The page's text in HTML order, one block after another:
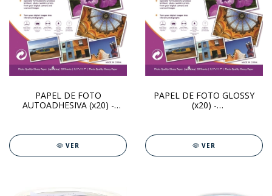
PAPEL DE FOTO
AUTOADHESIVA (x20) -
VER
PAPEL DE FOTO GLOSSY
(x20) -
VER